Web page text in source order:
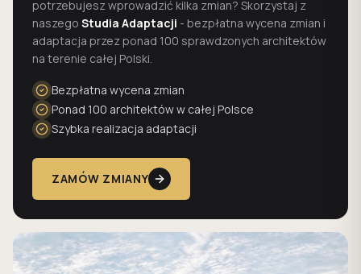
potrzebujesz wprowadzić kilka zmian? Skorzystaj z
naszego Studia Adaptacji - bezpłatna wycena zmian i
adaptacja przez ponad 100 sprawdzonych architektów
na terenie całej Polski.
Bezpłatna wycena zmian
Ponad 100 architektów w całej Polsce
Szybka realizacja adaptacji
ZAMÓW ZMIANY